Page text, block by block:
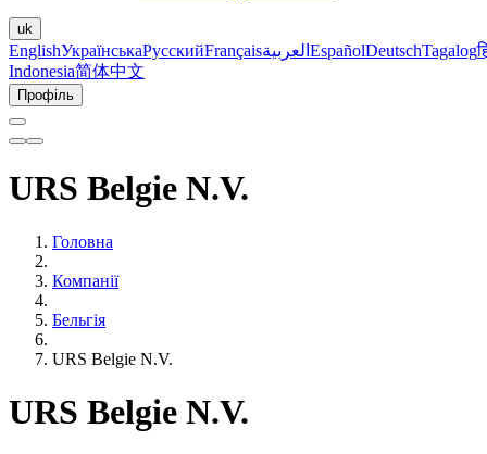
uk
EnglishУкраїнськаРусскийFrançaisالعربية EspañolDeutschTagalog
Indonesia简体中文
Профіль
URS Belgie N.V.
Головна
Компанії
Бельгія
URS Belgie N.V.
URS Belgie N.V.